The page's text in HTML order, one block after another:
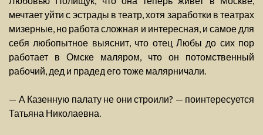
мечтает уйти с эстрады в театр, хотя заработки в театрах
мизерные, но работа сложная и интересная, и самое для
себя любопытное выяснит, что отец Любы до сих пор
работает в Омске маляром, что он потомственный
рабочий, дед и прадед его тоже малярничали.
— А Казенную палату не они строили? — поинтересуется
Татьяна Николаевна.